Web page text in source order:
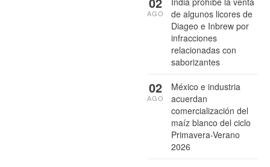
de algunos licores de
Diageo e Inbrew por
infracciones
relacionadas con
saborizantes
AGO
México e industria
acuerdan
comercialización del
maíz blanco del ciclo
Primavera-Verano
2026
02
AGO